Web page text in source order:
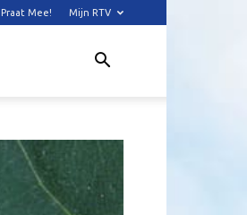
Praat Mee! Mijn RTV